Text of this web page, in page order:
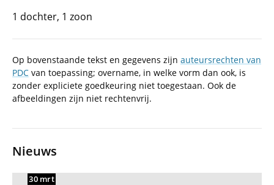
1 dochter, 1 zoon
Op bovenstaande tekst en gegevens zijn auteursrechten van
PDC van toepassing; overname, in welke vorm dan ook, is
zonder expliciete goedkeuring niet toegestaan. Ook de
afbeeldingen zijn niet rechtenvrij.
Nieuws
30 mrt